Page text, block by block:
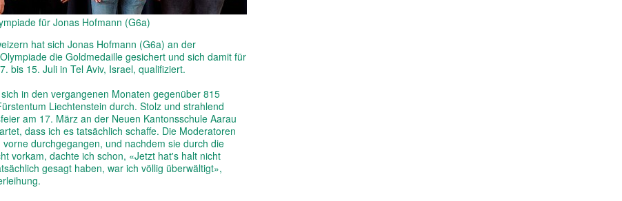
für Jonas Hofmann (G6a)
hat sich Jonas Hofmann (G6a) an der
die Goldmedaille gesichert und sich damit für
bis 15. Juli in Tel Aviv, Israel, qualifiziert.
in den vergangenen Monaten gegenüber 815
Liechtenstein durch. Stolz und strahlend
am 17. März an der Neuen Kantonsschule Aarau
dass ich es tatsächlich schaffe. Die Moderatoren
durchgegangen, und nachdem sie durch die
vorkam, dachte ich schon, «Jetzt hat's halt nicht
gesagt haben, war ich völlig überwältigt»,